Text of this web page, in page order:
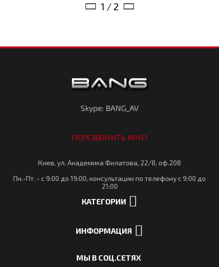
1 / 2
Skype: BANG_AV
ПЕРЕЗВОНИТЬ МНЕ!
Киев, ул. Академика Филатова, 22/8, оф.208
Пн.-Пт. - с 9:00 до 19:00, консультации по телефону с 9:00 до
21:00
КАТЕГОРИИ
ИНФОРМАЦИЯ
МЫ В СОЦ.СЕТЯХ